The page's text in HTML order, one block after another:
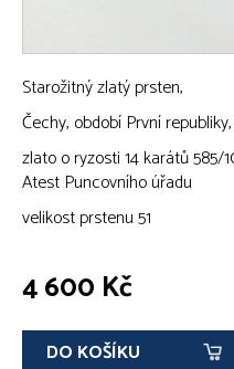
Starožitný zlatý prsten,
Čechy, období První
zlato o ryzosti 14 karátů
Atest Puncovního úřadu
velikost prstenu 51
4 600 Kč
DO KOŠÍKU